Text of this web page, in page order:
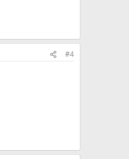
#4